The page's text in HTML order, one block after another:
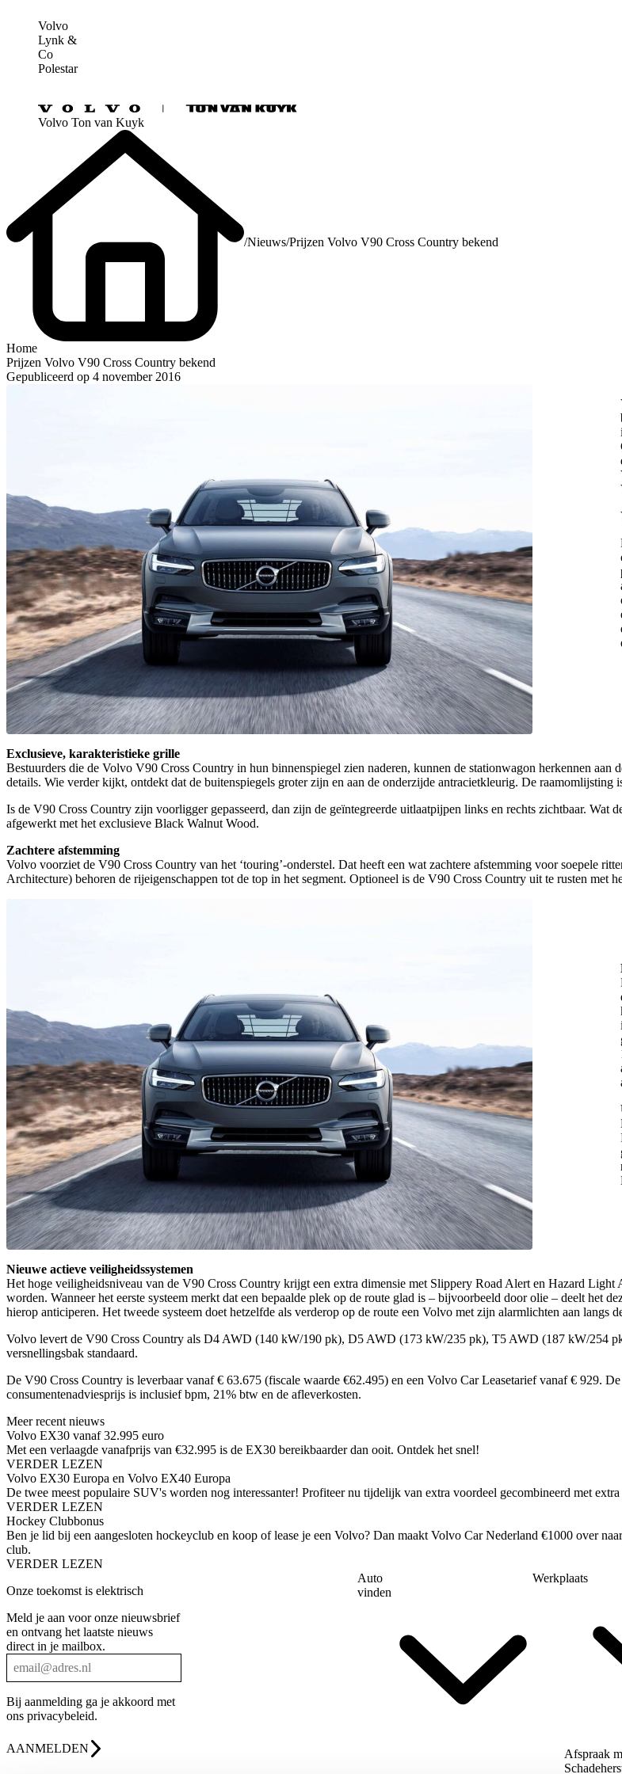
Volvo
Lynk &
Co
Polestar
Volvo Ton van Kuyk
Home
/Nieuws/Prijzen Volvo V90 Cross Country bekend
Prijzen Volvo V90 Cross Country bekend
Gepubliceerd op 4 november 2016
Exclusieve, karakteristieke grille
Bestuurders die de Volvo V90 Cross Country in hun binnenspiegel zien naderen, kunnen de stationwagon herkennen
details. Wie verder kijkt, ontdekt dat de buitenspiegels groter zijn en aan de onderzijde antracietkleurig. De raamomlijsting
Is de V90 Cross Country zijn voorligger gepasseerd, dan zijn de geïntegreerde uitlaatpijpen links en rechts zichtbaar. Wat
afgewerkt met het exclusieve Black Walnut Wood.
Zachtere afstemming
Volvo voorziet de V90 Cross Country van het ‘touring’-onderstel. Dat heeft een wat zachtere afstemming voor soepele
Architecture) behoren de rijeigenschappen tot de top in het segment. Optioneel is de V90 Cross Country uit te rusten met
Nieuwe actieve veiligheidssystemen
Het hoge veiligheidsniveau van de V90 Cross Country krijgt een extra dimensie met Slippery Road Alert en Hazard
worden. Wanneer het eerste systeem merkt dat een bepaalde plek op de route glad is – bijvoorbeeld door olie – deelt het
hierop anticiperen. Het tweede systeem doet hetzelfde als verderop op de route een Volvo met zijn alarmlichten aan langs
Volvo levert de V90 Cross Country als D4 AWD (140 kW/190 pk), D5 AWD (173 kW/235 pk), T5 AWD (187 kW/254
versnellingsbak standaard.
De V90 Cross Country is leverbaar vanaf € 63.675 (fiscale waarde €62.495) en een Volvo Car Leasetarief vanaf € 929.
consumentenadviesprijs is inclusief bpm, 21% btw en de afleverkosten.
Meer recent nieuws
Volvo EX30 vanaf 32.995 euro
Met een verlaagde vanafprijs van €32.995 is de EX30 bereikbaarder dan ooit. Ontdek het snel!
VERDER LEZEN
Volvo EX30 Europa en Volvo EX40 Europa
De twee meest populaire SUV's worden nog interessanter! Profiteer nu tijdelijk van extra voordeel gecombineerd met
VERDER LEZEN
Hockey Clubbonus
Ben je lid bij een aangesloten hockeyclub en koop of lease je een Volvo? Dan maakt Volvo Car Nederland €1000 over
club.
VERDER LEZEN
Onze toekomst is elektrisch
Meld je aan voor onze nieuwsbrief
en ontvang het laatste nieuws
direct in je mailbox.
Bij aanmelding ga je akkoord met
ons privacybeleid.
AANMELDEN
Auto
vinden
Werkplaats
Afspraak